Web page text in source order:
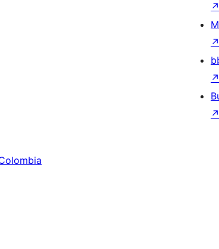
↗
↗
↗
↗